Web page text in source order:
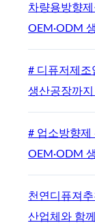
차량용방향
OEM·ODM
# 디퓨저제조
생산공장까
# 업소방향제
OEM·ODM
천연디퓨져
산업체와 함